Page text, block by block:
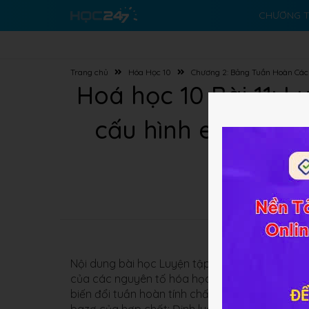
CHƯƠNG
Trang chủ Hóa Học 10 Chương 2: Bảng Tuần Hoàn
Hoá học 10 Bài 11:
cấu hình electron
Nội dung bài học Luyện tập
của các nguyên tố hóa học tìm hiểu Bảng
biến đổi tuần hoàn tính chất (Tính kim loại,